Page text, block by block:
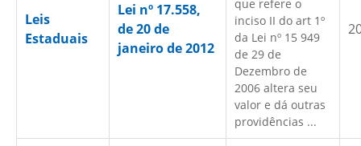
Leis
Estaduais
Lei nº 17.558,
de 20 de
janeiro de 2012
que refere o
inciso II do art 1º
da Lei nº 15 949
de 29 de
Dezembro de
2006 altera seu
valor e dá outras
providências ...